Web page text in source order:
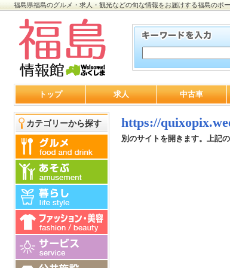
福島県福島のグルメ・求人・観光などの旬な情報をお届けする福島のポ
トップ 求人 中古車
カテゴリーから探す https://
別のサイトを開きます。上記